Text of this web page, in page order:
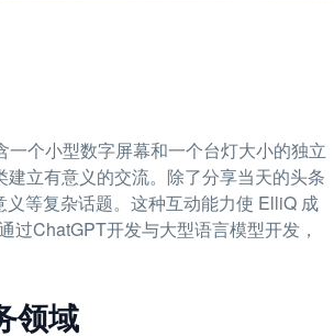
个小型数字屏幕和一个台灯大小的独立
立有意义的交流。除了分享当天的头条
等复杂话题。这种互动能力使 ElliQ 成
ChatGPT开发与大型语言模型开发，
领域